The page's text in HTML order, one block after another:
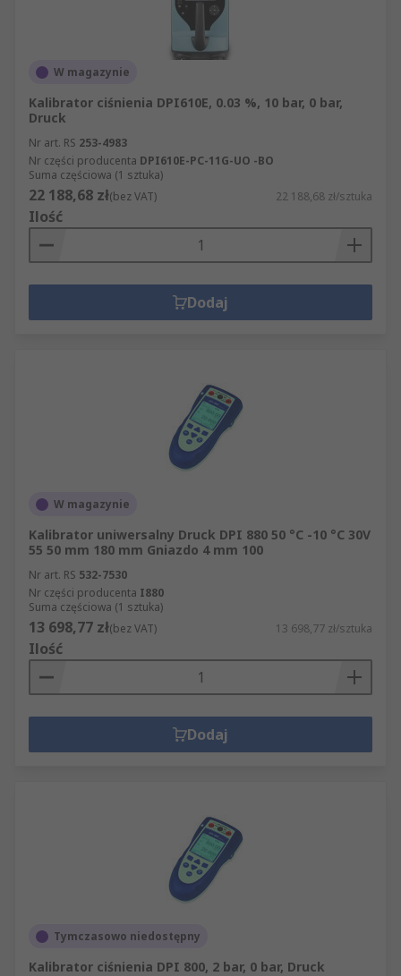
W magazynie
Kalibrator ciśnienia DPI610E, 0.03 %, 10 bar, 0 bar,
Druck
Nr art. RS 253-4983
Nr części producenta DPI610E-PC-11G-UO -BO
Suma częściowa (1 sztuka)
22 188,68 zł(bez VAT) 22 188,68 zł/sztuka
Ilość
Dodaj
W magazynie
Kalibrator uniwersalny Druck DPI 880 50 °C -10 °C 30V
55 50 mm 180 mm Gniazdo 4 mm 100
Nr art. RS 532-7530
Nr części producenta I880
Suma częściowa (1 sztuka)
13 698,77 zł(bez VAT) 13 698,77 zł/sztuka
Ilość
Dodaj
Tymczasowo niedostępny
Kalibrator ciśnienia DPI 800, 2 bar, 0 bar, Druck